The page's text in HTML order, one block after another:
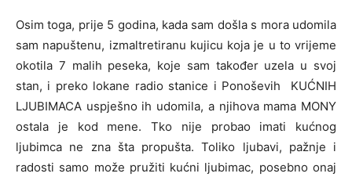
Osim toga, prije 5 godina, kada sam došla s mora udomila
sam napuštenu, izmaltretiranu kujicu koja je u to vrijeme
okotila 7 malih peseka, koje sam također uzela u svoj
stan, i preko lokane radio stanice i Ponoševih KUĆNIH
LJUBIMACA uspješno ih udomila, a njihova mama MONY
ostala je kod mene. Tko nije probao imati kućnog
ljubimca ne zna šta propušta. Toliko ljubavi, pažnje i
radosti samo može pružiti kućni ljubimac, posebno onaj